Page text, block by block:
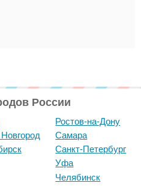
России
Ростов-на-Дону
Самара
Санкт-Петербург
Уфа
Челябинск